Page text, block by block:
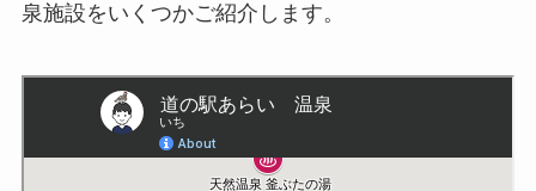
泉施設をいくつかご紹介します。